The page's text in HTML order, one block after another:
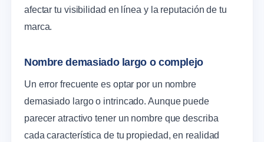
afectar tu visibilidad en línea y la reputación de tu
marca.
Nombre demasiado largo o complejo
Un error frecuente es optar por un nombre
demasiado largo o intrincado. Aunque puede
parecer atractivo tener un nombre que describa
cada característica de tu propiedad, en realidad